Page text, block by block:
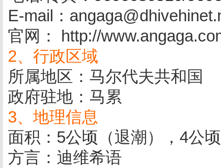
E-mail：
官网： http://
2、行政区域
所属地区：马尔代夫共和国
政府驻地：马累
3、地理信息
面积：5公顷（退潮），4公
方言：迪维希语